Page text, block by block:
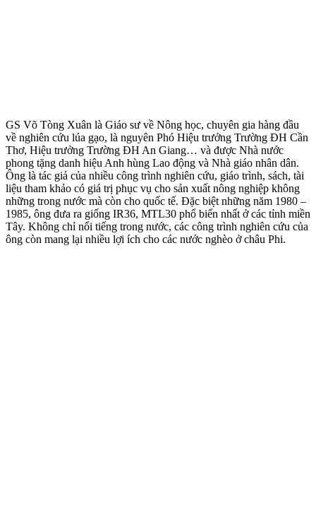
GS Võ Tòng Xuân là Giáo sư về Nông học, chuyên gia hàng đầu
về nghiên cứu lúa gạo, là nguyên Phó Hiệu trưởng Trường ĐH Cần
Thơ, Hiệu trưởng Trường ĐH An Giang… và được Nhà nước
phong tặng danh hiệu Anh hùng Lao động và Nhà giáo nhân dân.
Ông là tác giả của nhiều công trình nghiên cứu, giáo trình, sách, tài
liệu tham khảo có giá trị phục vụ cho sản xuất nông nghiệp không
những trong nước mà còn cho quốc tế. Đặc biệt những năm 1980 –
1985, ông đưa ra giống IR36, MTL30 phổ biến nhất ở các tỉnh miền
Tây. Không chỉ nổi tiếng trong nước, các công trình nghiên cứu của
ông còn mang lại nhiều lợi ích cho các nước nghèo ở châu Phi.